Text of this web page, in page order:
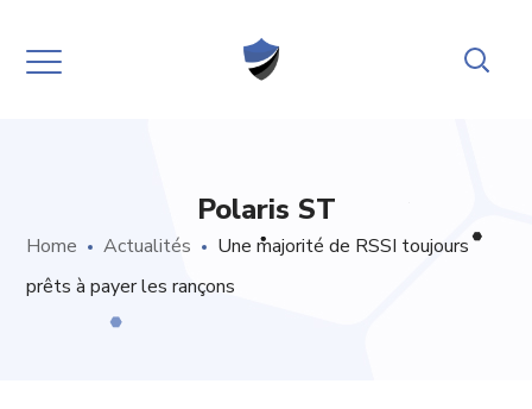
Polaris ST
Home Actualités
Une majorité de RSSI toujours
prêts à payer les rançons